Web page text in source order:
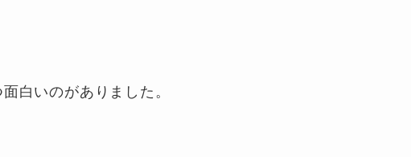
白いのがありました。